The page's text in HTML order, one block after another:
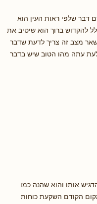
דבר שלפי ראות העין הוא
להקדוש ברוך הוא שיטיב את
מצב זה צריך לדעת שדבר
עתה מהו הטוב שיש בדבר
אותו והוא שהנה כמו
הקודם השקעת כוחות